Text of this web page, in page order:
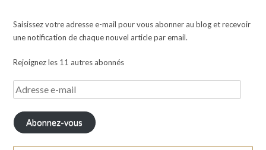
Saisissez votre adresse e-mail pour vous abonner au blog et recevoir
une notification de chaque nouvel article par email.
Rejoignez les 11 autres abonnés
Abonnez-vous